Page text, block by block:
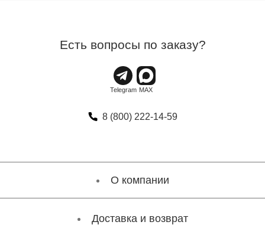
Есть вопросы по заказу?
8 (800) 222-14-59
О компании
Доставка и возврат